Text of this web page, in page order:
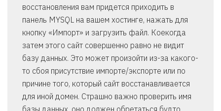
восстановления вам придется приходить в
панель MYSQL на вашем хостинге, нажать для
кнопку «Импорт» и загрузить файл. Коекогда
затем этого сайт совершенно равно не видит
базу данных. Это может произойти из-за какого-
то сбоя присутствие импорте/экспорте или по
причине того, который сайт восстанавливается
для иной домен. Страшно важно проверить имя